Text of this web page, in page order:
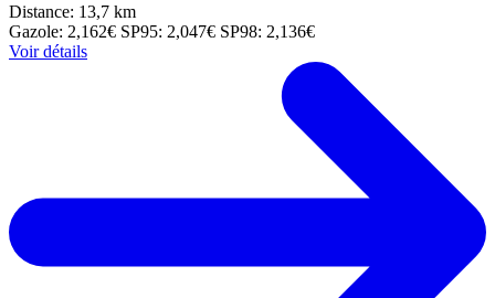
Distance: 13,7 km
Gazole: 2,162€ SP95: 2,047€ SP98: 2,136€
Voir détails